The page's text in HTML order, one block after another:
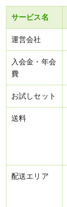
サービス名
運営会社
入会金・年会
費
お試しセット
送料
配送エリア